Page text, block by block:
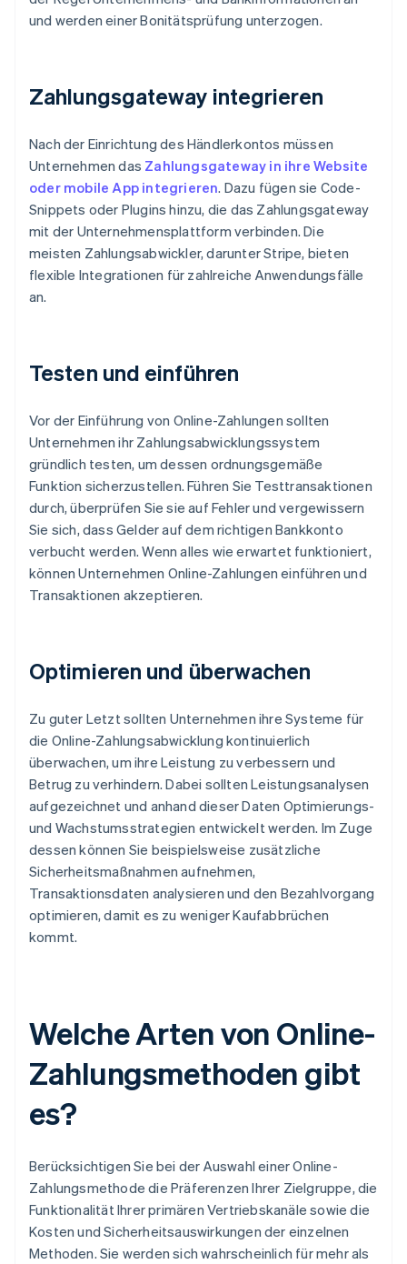
und werden einer Bonitätsprüfung unterzogen.
Zahlungsgateway integrieren
Nach der Einrichtung des Händlerkontos müssen
Unternehmen das Zahlungsgateway in ihre Website
oder mobile App integrieren. Dazu fügen sie Code-
Snippets oder Plugins hinzu, die das Zahlungsgateway
mit der Unternehmensplattform verbinden. Die
meisten Zahlungsabwickler, darunter Stripe, bieten
flexible Integrationen für zahlreiche Anwendungsfälle
an.
Testen und einführen
Vor der Einführung von Online-Zahlungen sollten
Unternehmen ihr Zahlungsabwicklungssystem
gründlich testen, um dessen ordnungsgemäße
Funktion sicherzustellen. Führen Sie Testtransaktionen
durch, überprüfen Sie sie auf Fehler und vergewissern
Sie sich, dass Gelder auf dem richtigen Bankkonto
verbucht werden. Wenn alles wie erwartet funktioniert,
können Unternehmen Online-Zahlungen einführen und
Transaktionen akzeptieren.
Optimieren und überwachen
Zu guter Letzt sollten Unternehmen ihre Systeme für
die Online-Zahlungsabwicklung kontinuierlich
überwachen, um ihre Leistung zu verbessern und
Betrug zu verhindern. Dabei sollten Leistungsanalysen
aufgezeichnet und anhand dieser Daten Optimierungs-
und Wachstumsstrategien entwickelt werden. Im Zuge
dessen können Sie beispielsweise zusätzliche
Sicherheitsmaßnahmen aufnehmen,
Transaktionsdaten analysieren und den Bezahlvorgang
optimieren, damit es zu weniger Kaufabbrüchen
kommt.
Welche Arten von Online-
Zahlungsmethoden gibt
es?
Berücksichtigen Sie bei der Auswahl einer Online-
Zahlungsmethode die Präferenzen Ihrer Zielgruppe, die
Funktionalität Ihrer primären Vertriebskanäle sowie die
Kosten und Sicherheitsauswirkungen der einzelnen
Methoden. Sie werden sich wahrscheinlich für mehr als